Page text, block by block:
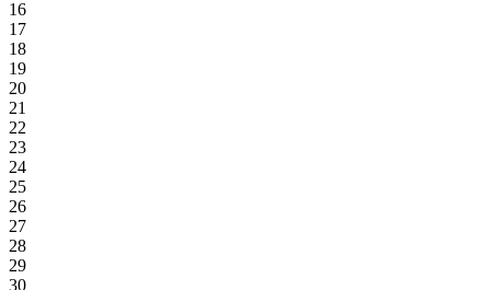
16
17
18
19
20
21
22
23
24
25
26
27
28
29
30